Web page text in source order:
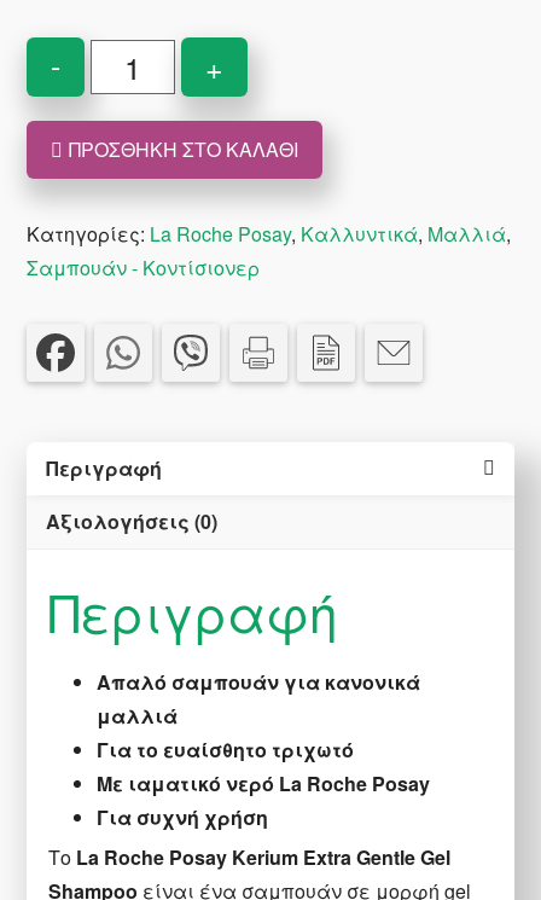
€17.30.
είναι:
-
Roche
Posay
Kerium
Gentle
Gel
400
ποσότητα
+
ΠΡΟΣΘΉΚΗ ΣΤΟ ΚΑΛΆΘΙ
Κατηγορίες: La Roche Posay, Καλλυντικά, Μαλλιά,
Σαμπουάν - Κοντίσιονερ
Περιγραφή
Αξιολογήσεις (0)
Περιγραφή
Απαλό σαμπουάν για κανονικά
μαλλιά
Για το ευαίσθητο τριχωτό
Με ιαματικό νερό La Roche Posay
Για συχνή χρήση
Το La Roche Posay Kerium Extra Gentle Gel
Shampoo είναι ένα σαμπουάν σε μορφή gel